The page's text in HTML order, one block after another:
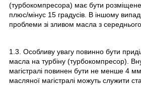
(турбокомпресора) має бути
плюс/мінус 15 градусів. В іншому
проблеми зі зливом масла з
1.3. Особливу увагу повинно бути
масла на турбіну (турбокомпресор).
магістралі повинен бути не менше 4
масляної магістралі можуть служити